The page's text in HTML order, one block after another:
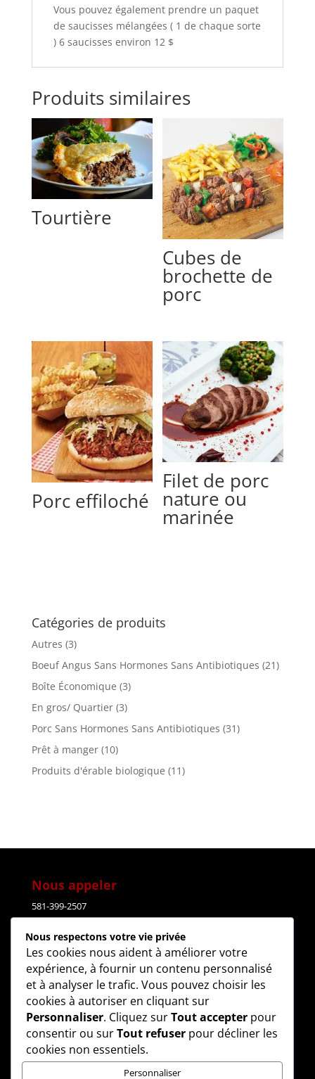
Vous pouvez également prendre un paquet
de saucisses mélangées ( 1 de chaque sorte
) 6 saucisses environ 12 $
Produits similaires
Tourtière
Cubes de
brochette de
porc
Porc effiloché
Filet de porc
nature ou
marinée
Catégories de produits
Autres (3)
Boeuf Angus Sans Hormones Sans Antibiotiques (21)
Boîte Économique (3)
En gros/ Quartier (3)
Porc Sans Hormones Sans Antibiotiques (31)
Prêt à manger (10)
Produits d'érable biologique (11)
Nous appeler
581-399-2507
Courriel
lesdelicesdudomaine@gmail.com
Adresse
4508,Route 112
East-Broughton(Québec)G0N 1G0
Nous respectons votre vie privée
Les cookies nous aident à améliorer votre
expérience, à fournir un contenu personnalisé
et à analyser le trafic. Vous pouvez choisir les
cookies à autoriser en cliquant sur
Personnaliser. Cliquez surTout accepter pour
consentir ou surTout refuser pour décliner les
cookies non essentiels.
Personnaliser